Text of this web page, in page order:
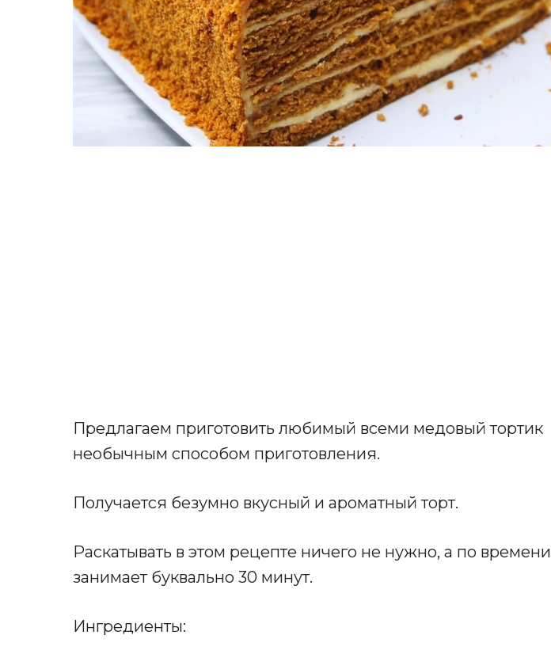
Предлагаем приготовить любимый всеми медовый тортик
необычным способом приготовления.
Получается безумно вкусный и ароматный торт.
Раскатывать в этом рецепте ничего не нужно, а по времени
занимает буквально 30 минут.
Ингредиенты: